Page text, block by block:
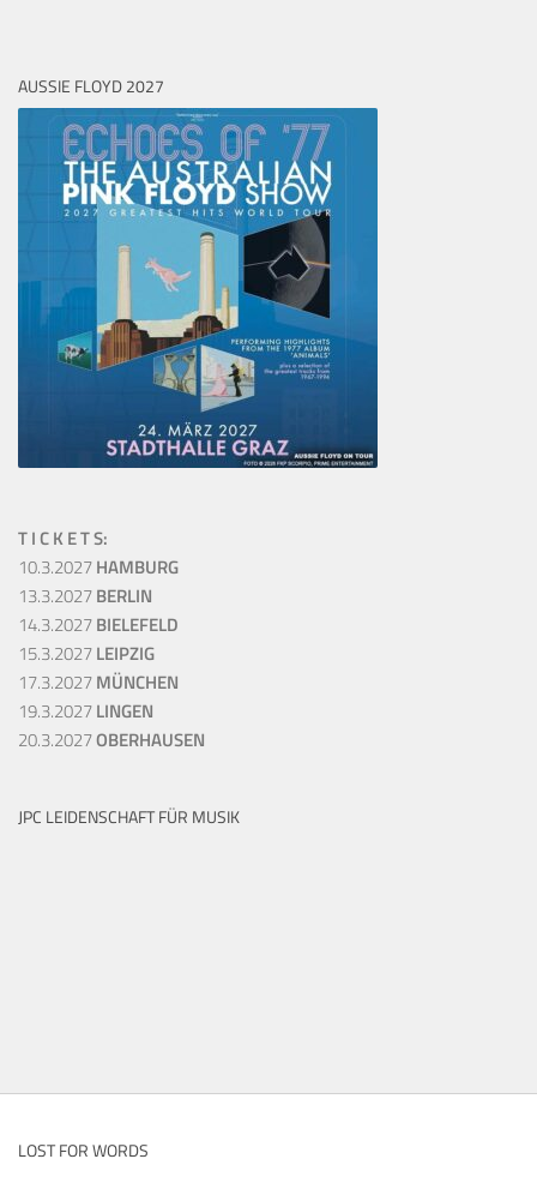
AUSSIE FLOYD 2027
T I C K E T S:
10.3.2027HAMBURG
13.3.2027BERLIN
14.3.2027BIELEFELD
15.3.2027LEIPZIG
17.3.2027MÜNCHEN
19.3.2027LINGEN
20.3.2027OBERHAUSEN
JPC LEIDENSCHAFT FÜR MUSIK
LOST FOR WORDS